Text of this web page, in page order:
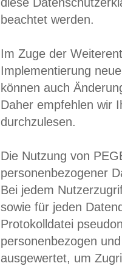
diese
beachtet werden.
Im Zuge der
Implementierung
können auch
Daher empfehlen wir
durchzulesen.
Die Nutzung von
personenbezogener
Bei jedem
sowie für jeden
Protokolldatei
personenbezogen
ausgewertet, um